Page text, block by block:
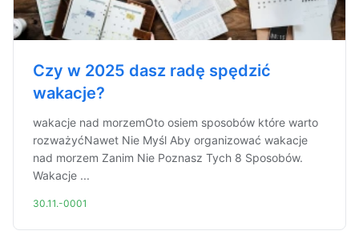
Czy w 2025 dasz radę spędzić
wakacje?
wakacje nad morzemOto osiem sposobów które warto
rozważyćNawet Nie Myśl Aby organizować wakacje
nad morzem Zanim Nie Poznasz Tych 8 Sposobów.
Wakacje ...
30.11.-0001